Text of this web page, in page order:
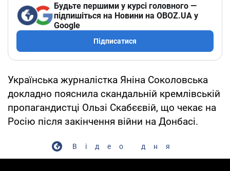
Будьте першими у курсі головного —
підпишіться на Новини на OBOZ.UA у
Google
Підписатися
Українська журналістка Яніна Соколовська
докладно пояснила скандальній кремлівській
пропагандистці Ользі Скабєєвій, що чекає на
Росію після закінчення війни на Донбасі.
Відео дня